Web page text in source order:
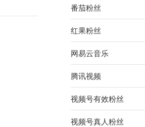
番茄粉丝
红果粉丝
网易云音乐
腾讯视频
视频号有效粉丝
视频号真人粉丝